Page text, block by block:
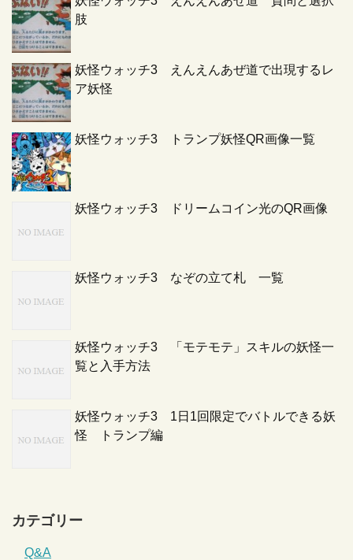
肢
妖怪ウォッチ3 えんえんあぜ道で出現するレ
ア妖怪
妖怪ウォッチ3 トランプ妖怪QR画像一覧
妖怪ウォッチ3 ドリームコイン光のQR画像
妖怪ウォッチ3 なぞの立て札 一覧
妖怪ウォッチ3 「モテモテ」スキルの妖怪一
覧と入手方法
妖怪ウォッチ3 1日1回限定でバトルできる妖
怪 トランプ編
カテゴリー
Q&A